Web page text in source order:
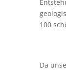
100
Da